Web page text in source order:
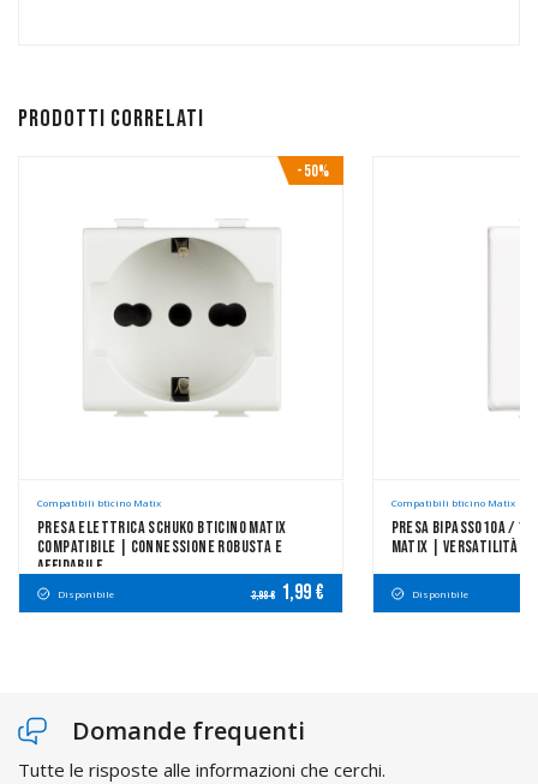
Prodotti correlati
Compatibili bticino Matix
Presa Elettrica Schuko Bticino Matix
Compatibile | Connessione Robusta E
Affidabile
Disponibile 3,98 €
-50%
1,99 €
Compatibili bticino Matix
Presa Bipasso10A /
Matix | Versatilità Di
Disponibile
Domande frequenti
Tutte le risposte alle informazioni che cerchi.